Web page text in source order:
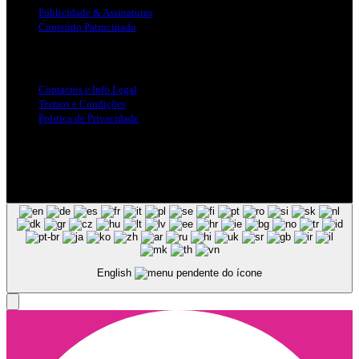
Publicidade & Assinaturas
Conteúdo Patrocinado
Contactos e Info Legal
Termos e Condições
Politica de Privacidade
English